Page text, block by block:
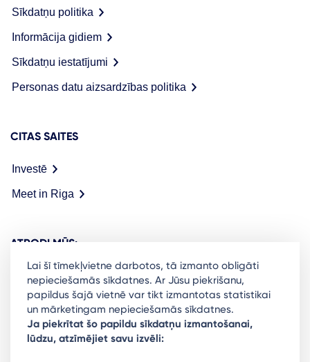
Sīkdatņu politika
Informācija gidiem
Sīkdatņu iestatījumi
Personas datu aizsardzības politika
CITAS SAITES
Investē
Meet in Riga
ATRODI MŪS:
Ready to stay in the loop on Rigas business
community? Subscribe to our newsletter.
Lai šī tīmekļvietne darbotos, tā izmanto obligāti
nepieciešamās sīkdatnes. Ar Jūsu piekrišanu,
papildus šajā vietnē var tikt izmantotas statistikai
un mārketingam nepieciešamās sīkdatnes.
Ja piekrītat šo papildu sīkdatņu izmantošanai,
lūdzu, atzīmējiet savu izvēli: